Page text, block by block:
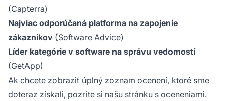
(Capterra)
Najviac odporúčaná platforma na zapojenie
zákazníkov (Software Advice)
Líder kategórie v software na správu vedomostí
(GetApp)
Ak chcete zobraziť úplný zoznam ocenení, ktoré sme
doteraz získali, pozrite si našu stránku s oceneniami.